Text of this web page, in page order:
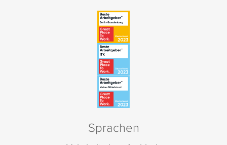
Sprachen